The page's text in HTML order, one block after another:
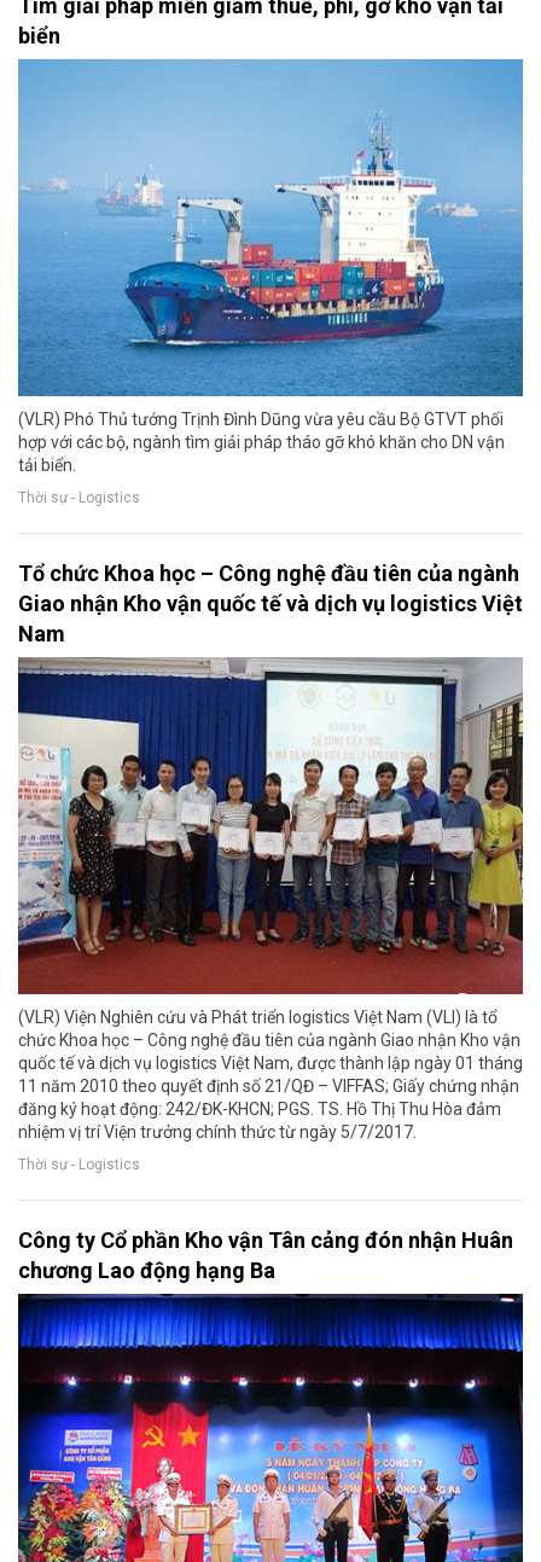
Tìm giải pháp miễn giảm thuế, phí, gỡ khó vận tải
biển
(VLR) Phó Thủ tướng Trịnh Đình Dũng vừa yêu cầu Bộ GTVT phối
hợp với các bộ, ngành tìm giải pháp tháo gỡ khó khăn cho DN vận
tải biển.
Thời sự - Logistics
Tổ chức Khoa học – Công nghệ đầu tiên của ngành
Giao nhận Kho vận quốc tế và dịch vụ logistics Việt
Nam
(VLR) Viện Nghiên cứu và Phát triển logistics Việt Nam (VLI) là tổ
chức Khoa học – Công nghệ đầu tiên của ngành Giao nhận Kho vận
quốc tế và dịch vụ logistics Việt Nam, được thành lập ngày 01 tháng
11 năm 2010 theo quyết định số 21/QĐ – VIFFAS; Giấy chứng nhận
đăng ký hoạt động: 242/ĐK-KHCN; PGS. TS. Hồ Thị Thu Hòa đảm
nhiệm vị trí Viện trưởng chính thức từ ngày 5/7/2017.
Thời sự - Logistics
Công ty Cổ phần Kho vận Tân cảng đón nhận Huân
chương Lao động hạng Ba